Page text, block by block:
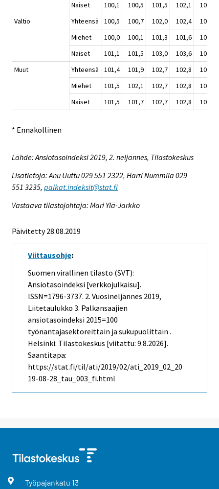
Naiset
100,1 100,5 101,5 102,1
102,2
Valtio
Yhteensä 100,5 100,7 102,0 102,4
102,5
Miehet
100,0 100,1 101,3 101,6
101,5
Naiset
101,1 101,5 103,0 103,6
103,9
Muut
Yhteensä 101,4 101,9 102,7 102,8
102,9
Miehet
101,5 102,1 102,7 102,8
102,9
Naiset
101,5 101,7 102,7 102,8 102,9
* Ennakollinen
Lähde: Ansiotasoindeksi 2019, 2. neljännes, Tilastokeskus
Lisätietoja: Anu Uuttu 029 551 2322, Harri Nummila 029
551 3235, palkat.indeksit@stat.fi
Vastaava tilastojohtaja: Mari Ylä-Jarkko
Päivitetty 28.08.2019
Viittausohje:
Suomen virallinen tilasto (SVT):
Ansiotasoindeksi [verkkojulkaisu].
ISSN=1796-3737. 2. Vuosineljännes 2019,
Liitetaulukko 3. Palkansaajien
ansiotasoindeksi 2015=100
työnantajasektoreittain ja sukupuolittain .
Helsinki: Tilastokeskus [viitattu: 9.8.2026].
Saantitapa:
https://stat.fi/til/ati/2019/02/ati_2019_02_20
19-08-28_tau_003_fi.html
Työpajankatu 13